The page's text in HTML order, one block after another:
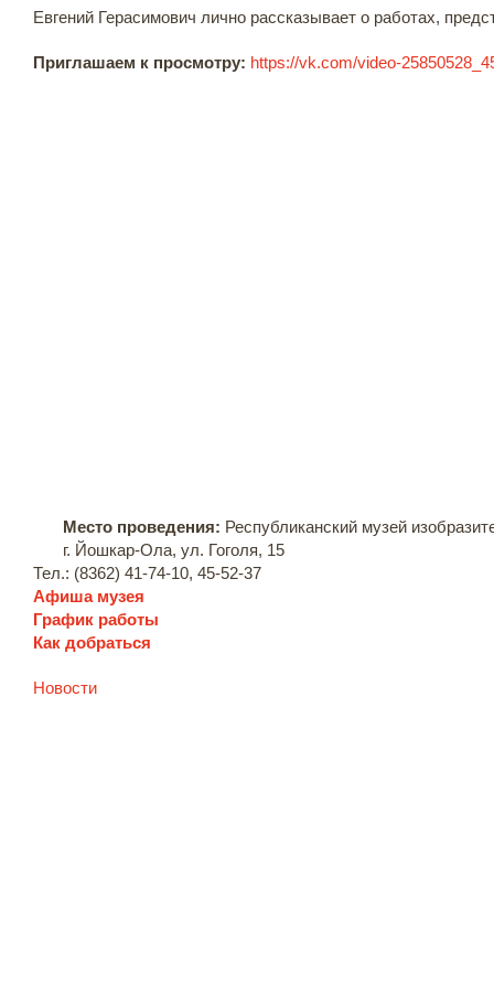
Евгений Герасимович лично рассказывает о работах,
Приглашаем к просмотру: https://vk.com/video-
Место проведения: Республиканский музей
г. Йошкар-Ола, ул. Гоголя, 15
Тел.: (8362) 41-74-10, 45-52-37
Афиша музея
График работы
Как добраться
Новости